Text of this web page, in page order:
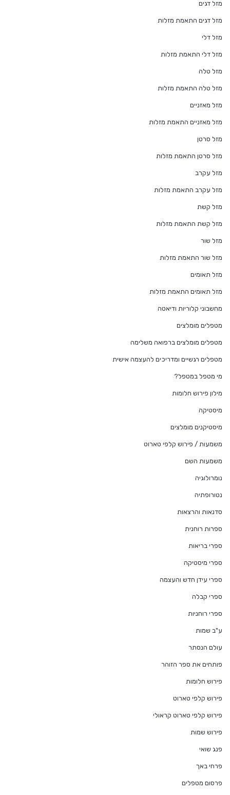
מזל דגים
מזל דגים התאמת מזלות
מזל דלי
מזל דלי התאמת מזלות
מזל טלה
מזל טלה התאמת מזלות
מזל מאזניים
מזל מאזניים התאמת מזלות
מזל סרטן
מזל סרטן התאמת מזלות
מזל עקרב
מזל עקרב התאמת מזלות
מזל קשת
מזל קשת התאמת מזלות
מזל שור
מזל שור התאמת מזלות
מזל תאומים
מזל תאומים התאמת מזלות
מחשבוני קלוריות ודיאטה
מטפלים מומלצים
מטפלים מומלצים ברפואה משלימה
מטפלים רגשיים ומדריכים להעצמה אישית
מי מטפל במטפל?
מילון פירוש חלומות
מיסטיקה
מיסטיקנים מומלצים
משמעות / פירוש קלפי טארוט
משמעות השם
נומרולוגיה
נטורופתיה
סדנאות והרצאות
ספרות רוחנית
ספרי בריאות
ספרי מיסטיקה
ספרי עידן חדש והעצמה
ספרי קבלה
ספרי רוחניות
ע"ב שמות
עולם הנסתר
פותחים את ספר הזוהר
פירוש חלומות
פירוש קלפי טארוט
פירוש קלפי טארוט קראולי
פירוש שמות
פנג שואי
פרחי באך
פרסום מטפלים